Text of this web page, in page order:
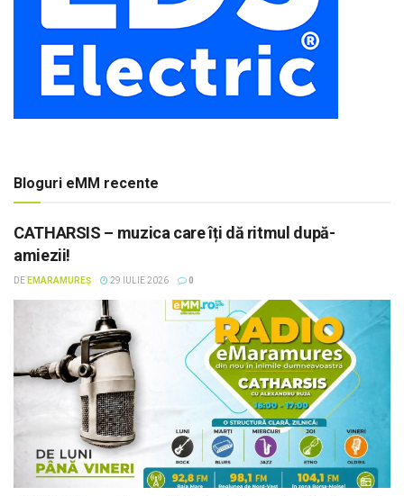
Bloguri eMM recente
CATHARSIS – muzica care îți dă ritmul după-
amiezii!
DE EMARAMUREȘ 29 IULIE 2026 0